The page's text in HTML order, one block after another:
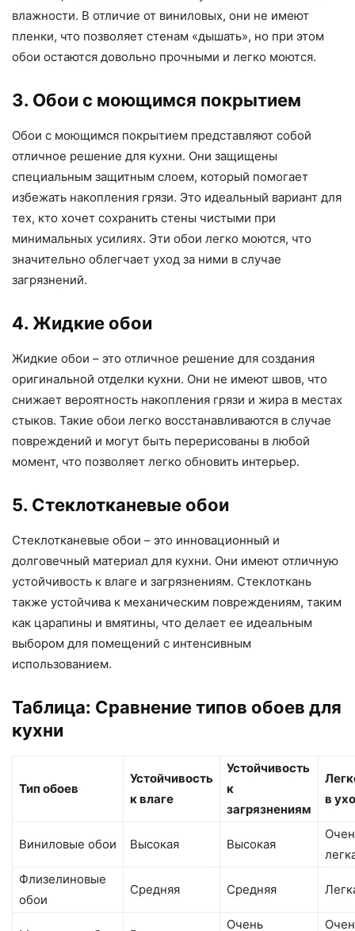
влажности. В отличие от виниловых, они не имеют
пленки, что позволяет стенам «дышать», но при этом
обои остаются довольно прочными и легко моются.
3. Обои с моющимся покрытием
Обои с моющимся покрытием представляют собой
отличное решение для кухни. Они защищены
специальным защитным слоем, который помогает
избежать накопления грязи. Это идеальный вариант для
тех, кто хочет сохранить стены чистыми при
минимальных усилиях. Эти обои легко моются, что
значительно облегчает уход за ними в случае
загрязнений.
4. Жидкие обои
Жидкие обои – это отличное решение для создания
оригинальной отделки кухни. Они не имеют швов, что
снижает вероятность накопления грязи и жира в местах
стыков. Такие обои легко восстанавливаются в случае
повреждений и могут быть перерисованы в любой
момент, что позволяет легко обновить интерьер.
5. Стеклотканевые обои
Стеклотканевые обои – это инновационный и
долговечный материал для кухни. Они имеют отличную
устойчивость к влаге и загрязнениям. Стеклоткань
также устойчива к механическим повреждениям, таким
как царапины и вмятины, что делает ее идеальным
выбором для помещений с интенсивным
использованием.
Таблица: Сравнение типов обоев для
кухни
Тип обоев
Устойчивость
к влаге
Устойчивость
к
загрязнениям
в
Виниловые обои Высокая Высокая
Флизелиновые
обои
Средняя Средняя
Очень